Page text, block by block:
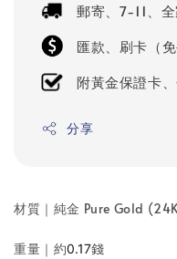
郵寄、7-11、全
匯款、刷卡（免
附黃金保證卡
分享
材質｜純金 Pure Gold (24K
重量｜約0.17錢